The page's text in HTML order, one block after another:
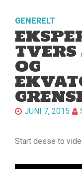
GENERELT
OG
JUNI 7, 2015
Start desse to